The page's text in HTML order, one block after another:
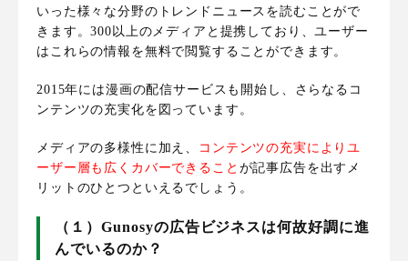
いった様々な分野のトレンドニュースを読むことがで
きます。300以上のメディアと提携 しており、ユーザー
はこれらの情報を無料で閲覧することができます。
2015年には漫画の配信サービスも開始し、さらなるコ
ンテンツの充実化を図っています。
メディアの多様性に加え、
コンテンツの充実によりユ
ーザー層も広くカバーできる こと が記事広告を出すメ
リットのひとつといえるでしょう。
（１）Gunosyの広告ビジネスは何故好調に進
んでいるのか？